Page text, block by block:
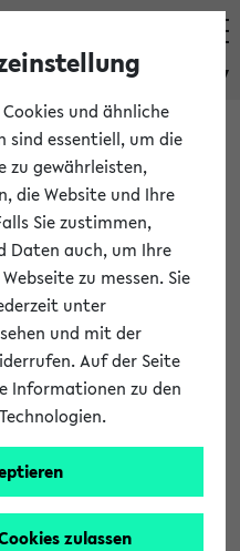
eKVV
und
von
Auf diese Weise können
über Ihre privaten und
der
unserer
eKVV derzeit zur
und ähnliche
sind essentiell, um die
zu gewährleisten,
die Website und Ihre
Sie zustimmen,
Daten auch, um Ihre
zu messen. Sie
unter
und mit der
Auf der Seite
Informationen zu den
zulassen